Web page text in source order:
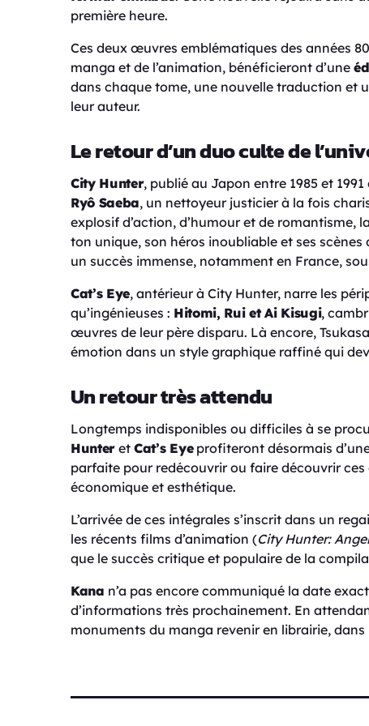
première heure.
Ces deux œuvres emblématiques des années
manga et de l’animation, bénéficieront d’une
dans chaque tome, une nouvelle traduction et
leur auteur.
Le retour d’un duo culte de
City Hunter, publié au Japon entre 1985 et 1991
Ryô Saeba, un nettoyeur justicier à la fois
explosif d’action, d’humour et de romantisme,
ton unique, son héros inoubliable et ses
un succès immense, notamment en France,
Cat’s Eye, antérieur à City Hunter, narre les
qu’ingénieuses : Hitomi, Rui et Ai Kisugi,
œuvres de leur père disparu. Là encore,
émotion dans un style graphique raffiné qui
Un retour très attendu
Longtemps indisponibles ou difficiles à se
Hunter etCat’s Eyeprofiteront désormais
parfaite pour redécouvrir ou faire découvrir
économique et esthétique.
L’arrivée de ces intégrales s’inscrit dans un
les récents films d’animation (City Hunter:
que le succès critique et populaire de la
Kana n’a pas encore communiqué la date
d’informations très prochainement. En
monuments du manga revenir en librairie,